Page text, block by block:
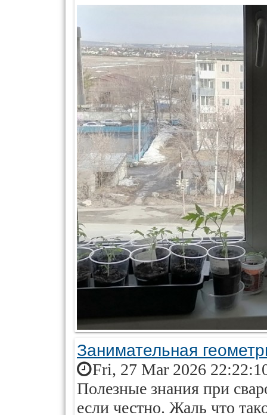
Занимательная
Fri, 27 Mar 2026
Полезные знания при
если честно. Жаль что